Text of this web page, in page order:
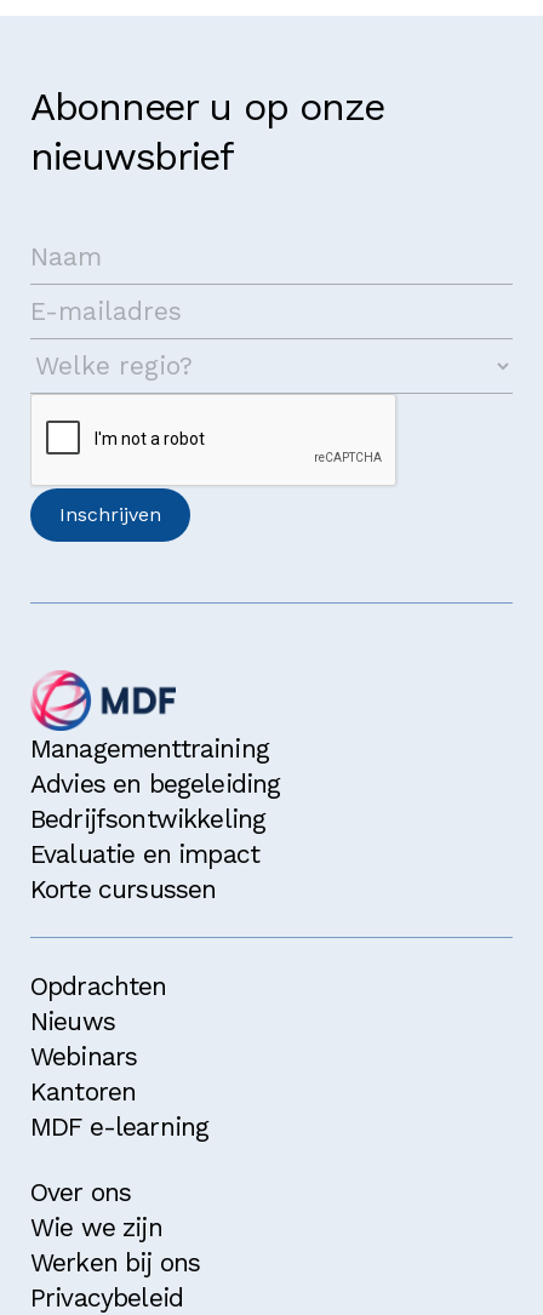
Abonneer u op onze
nieuwsbrief
Managementtraining
Advies en begeleiding
Bedrijfsontwikkeling
Evaluatie en impact
Korte cursussen
Opdrachten
Nieuws
Webinars
Kantoren
MDF e-learning
Over ons
Wie we zijn
Werken bij ons
Privacybeleid